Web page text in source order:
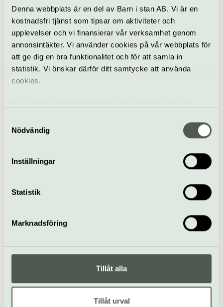
Denna webbplats är en del av Barn i stan AB. Vi är en
kostnadsfri tjänst som tipsar om aktiviteter och
upplevelser och vi finansierar vår verksamhet genom
annonsintäkter. Vi använder cookies på vår webbplats för
att ge dig en bra funktionalitet och för att samla in
statistik. Vi önskar därför ditt samtycke att använda
cookies.
samt tillhandahålla funktioner för sociala medier. Vi
vidarebefordrar även sådana identifierare och annan
information från din enhet till de sociala medier och
annons- och analysföretag som vi samarbetar med.
information som du har tillhandahållit eller som de har
Nödvändig
Inställningar
Statistik
Marknadsföring
Tillåt alla
Tillåt urval
Presens Impro | Vasastan
19 sep–11 dec